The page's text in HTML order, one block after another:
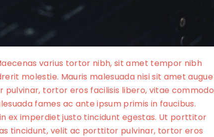
varius tortor nibh, sit amet tempor nibh
molestie. Mauris malesuada nisi sit amet augue
tortor eros facilisis libero, vitae commodo
fames ac ante ipsum primis in faucibus.
ex imperdiet justo tincidunt egestas. Ut porttitor
tincidunt, velit ac porttitor pulvinar, tortor eros